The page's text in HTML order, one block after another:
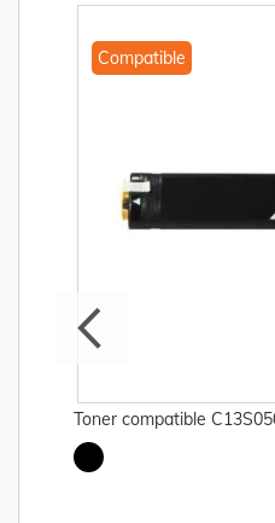
Compatible
Toner compatible